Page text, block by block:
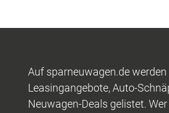
Auf sparneuwagen.de werden
Leasingangebote, Auto-
Neuwagen-Deals gelistet.